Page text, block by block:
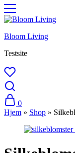
Bloom Living
Testsite
0
Hjem » Shop »